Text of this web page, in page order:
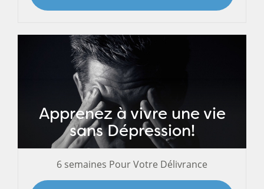
Apprenez à vivre une vie
sans Dépression!
6 semaines Pour Votre Délivrance